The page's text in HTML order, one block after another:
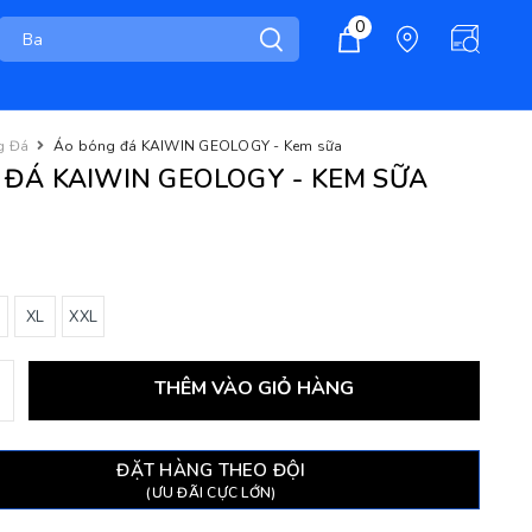
0
Đá Áo bóng đá KAIWIN GEOLOGY - Kem sữa
KAIWIN GEOLOGY - KEM SỮA
XL XXL
THÊM VÀO GIỎ HÀNG
ĐẶT HÀNG THEO ĐỘI
(ƯU ĐÃI CỰC LỚN)